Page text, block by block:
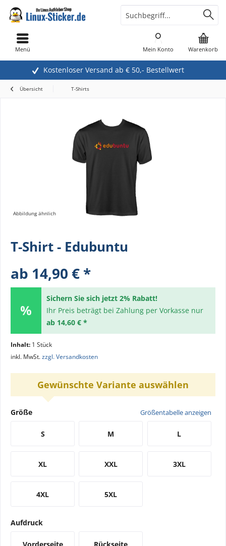
Kostenloser Versand ab € 50,- Bestellwert
Warenkorb
Mein Konto
Menü
Übersicht T-Shirts
Abbildung ähnlich
T-Shirt - Edubuntu
ab 14,90 € *
Sichern Sie sich jetzt 2% Rabatt!
Ihr Preis beträgt bei Zahlung per Vorkasse nur
ab 14,60 € *
Inhalt: 1 Stück
inkl. MwSt.zzgl. Versandkosten
Gewünschte Variante auswählen
Größe Größentabelle anzeigen
S M L
XL XXL 3XL
4XL 5XL
Aufdruck